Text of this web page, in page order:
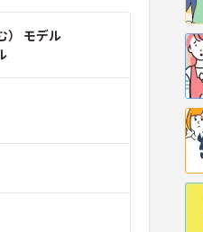
） モデル